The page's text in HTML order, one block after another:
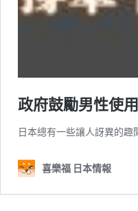
政府鼓勵男性使
日本總有一些讓人訝異的趣
喜樂福 日本情報